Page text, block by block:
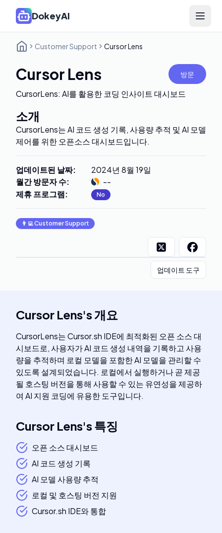
DokeyAI Open
Customer Support Cursor Lens
Cursor Lens 방문
CursorLens: AI를 활용한 코딩 인사이트 대시보드
소개
CursorLens는 AI 코드 생성 기록, 사용량 추적 및 AI 모델
제어를 위한 오픈소스 대시보드입니다.
업데이트된 날짜:
2024년 8월 19일
월간 방문자 수:
--
제휴 프로그램: No
👨‍💻Customer Support
업데이트 도구
Cursor Lens's개요
CursorLens는 Cursor.sh IDE에 최적화된 오픈 소스 대
시보드로, 사용자가 AI 코드 생성 내역을 기록하고 사용
량을 추적하며 로컬 모델을 포함한 AI 모델을 관리할 수
있도록 설계되었습니다. 로컬에서 실행하거나 곧 제공
될 호스팅 버전을 통해 사용할 수 있는 유연성을 제공하
여 AI 지원 코딩에 유용한 도구입니다.
Cursor Lens's특징
오픈 소스 대시보드
AI 코드 생성 기록
AI 모델 사용량 추적
로컬 및 호스팅 버전 지원
Cursor.sh IDE와 통합